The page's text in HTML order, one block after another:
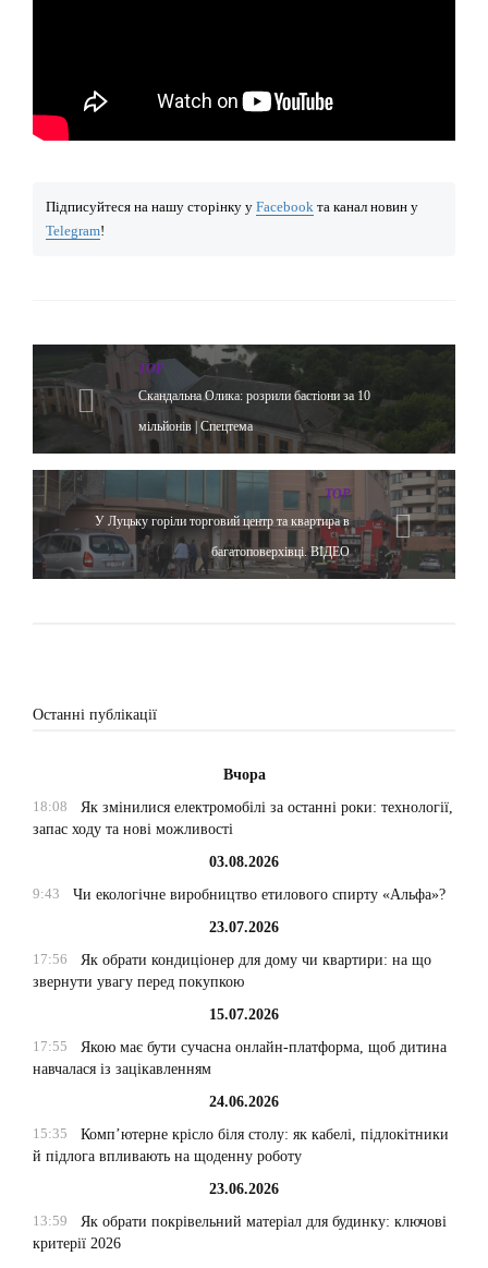
Підписуйтеся на нашу сторінку у Facebook та канал новин у
Telegram!
TOP
Скандальна Олика: розрили бастіони за 10
мільйонів | Спецтема
TOP
У Луцьку горіли торговий центр та квартира в
багатоповерхівці. ВІДЕО
Останні публікації
Вчора
18:08
Як змінилися електромобілі за останні роки: технології,
запас ходу та нові можливості
03.08.2026
9:43
Чи екологічне виробництво етилового спирту «Альфа»?
23.07.2026
17:56
Як обрати кондиціонер для дому чи квартири: на що
звернути увагу перед покупкою
15.07.2026
17:55
Якою має бути сучасна онлайн-платформа, щоб дитина
навчалася із зацікавленням
24.06.2026
15:35
Комп’ютерне крісло біля столу: як кабелі, підлокітники
й підлога впливають на щоденну роботу
23.06.2026
13:59
Як обрати покрівельний матеріал для будинку: ключові
критерії 2026